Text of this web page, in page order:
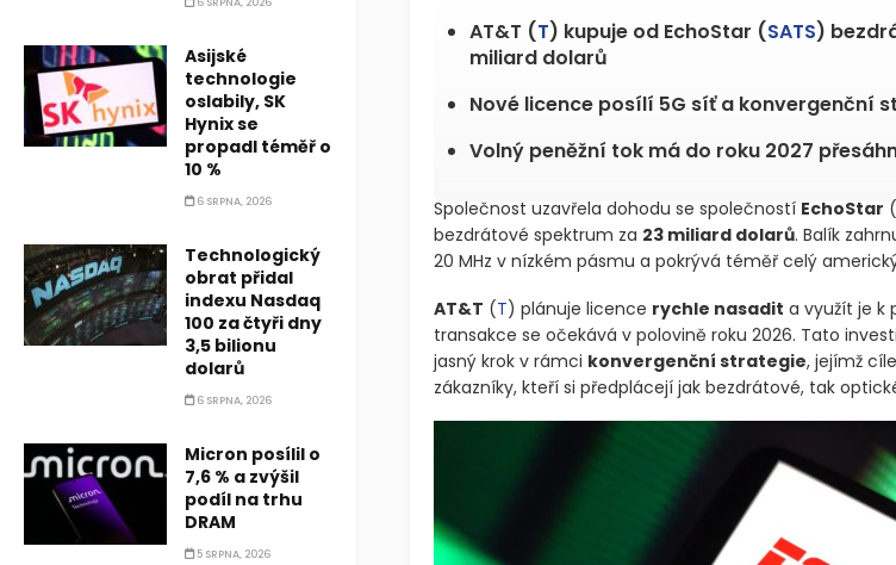
AT&T (T) kupuje od EchoStar (SATS)
miliard dolarů
Nové licence posílí 5G síť a konvergenční
Volný peněžní tok má do roku 2027
Společnost uzavřela dohodu se společností EchoStar (
bezdrátové spektrum za 23 miliard dolarů. Balík
20 MHz v nízkém pásmu a pokrývá téměř celý
AT&T (T) plánuje licence rychle nasadit a využít je k
transakce se očekává v polovině roku 2026. Tato
jasný krok v rámci konvergenční strategie, jejímž
zákazníky, kteří si předplácejí jak bezdrátové, tak
Asijské
technologie
oslabily, SK
Hynix se
propadl téměř o
10 %
6 SRPNA, 2026
Technologický
obrat přidal
indexu Nasdaq
100 za čtyři dny
3,5 bilionu
dolarů
6 SRPNA, 2026
Micron posílil o
7,6 % a zvýšil
podíl na trhu
DRAM
5 SRPNA, 2026